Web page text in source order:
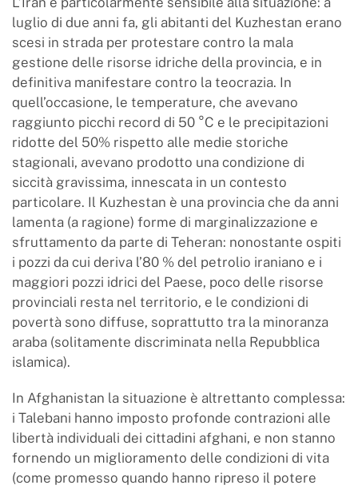
luglio di due anni fa, gli abitanti del Kuzhestan erano
scesi in strada per protestare contro la mala
gestione delle risorse idriche della provincia, e in
definitiva manifestare contro la teocrazia. In
quell’occasione, le temperature, che avevano
raggiunto picchi record di 50 °C e le precipitazioni
ridotte del 50% rispetto alle medie storiche
stagionali, avevano prodotto una condizione di
siccità gravissima, innescata in un contesto
particolare. Il Kuzhestan è una provincia che da anni
lamenta (a ragione) forme di marginalizzazione e
sfruttamento da parte di Teheran: nonostante ospiti
i pozzi da cui deriva l’80 % del petrolio iraniano e i
maggiori pozzi idrici del Paese, poco delle risorse
provinciali resta nel territorio, e le condizioni di
povertà sono diffuse, soprattutto tra la minoranza
araba (solitamente discriminata nella Repubblica
islamica).
In Afghanistan la situazione è altrettanto complessa:
i Talebani hanno imposto profonde contrazioni alle
libertà individuali dei cittadini afghani, e non stanno
fornendo un miglioramento delle condizioni di vita
(come promesso quando hanno ripreso il potere